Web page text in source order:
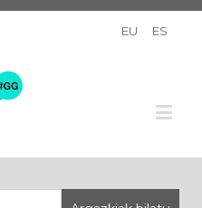
EU ES